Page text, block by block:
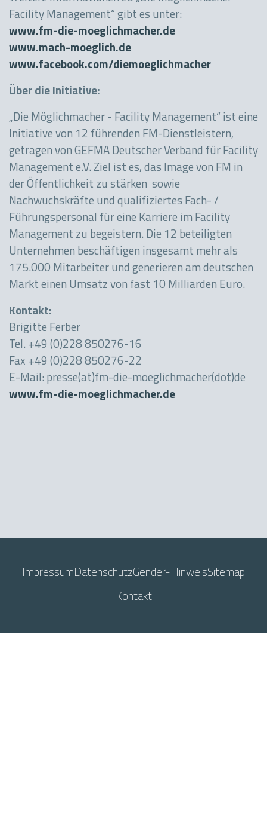
Facility Management“ gibt es unter:
www.fm-die-moeglichmacher.de
www.mach-moeglich.de
www.facebook.com/diemoeglichmacher
Über die Initiative:
„Die Möglichmacher - Facility Management“ ist eine
Initiative von 12 führenden FM-Dienstleistern,
getragen von GEFMA Deutscher Verband für Facility
Management e.V. Ziel ist es, das Image von FM in
der Öffentlichkeit zu stärken sowie
Nachwuchskräfte und qualifiziertes Fach- /
Führungspersonal für eine Karriere im Facility
Management zu begeistern. Die 12 beteiligten
Unternehmen beschäftigen insgesamt mehr als
175.000 Mitarbeiter und generieren am deutschen
Markt einen Umsatz von fast 10 Milliarden Euro.
Kontakt:
Brigitte Ferber
Tel. +49 (0)228 850276-16
Fax +49 (0)228 850276-22
E-Mail: presse(at)fm-die-moeglichmacher(dot)de
www.fm-die-moeglichmacher.de
ImpressumDatenschutzGender-HinweisSitemap
Kontakt